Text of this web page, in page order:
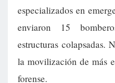
especializados en
enviaron 15
estructuras colapsadas.
la movilización de más
forense.